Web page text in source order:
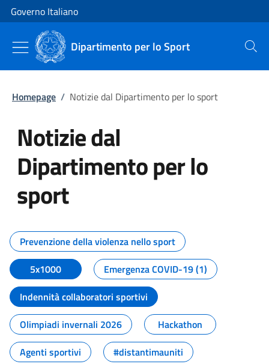
Vai al contenuto
Vai alla navigazione del sito
Governo Italiano
Dipartimento per lo Sport Cerca
Homepage / Notizie dal Dipartimento per lo sport
Notizie dal
Dipartimento per lo
sport
Tutti i contenuti della pagina
Prevenzione della violenza nello sport
5x1000
Emergenza COVID-19 (1)
Indennità collaboratori sportivi
Olimpiadi invernali 2026
Hackathon
Agenti sportivi
#distantimauniti